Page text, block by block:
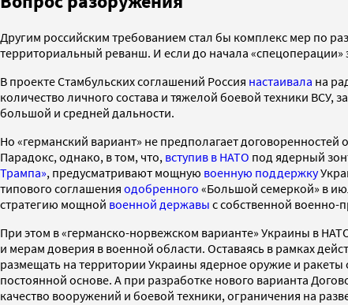
Другим российским требованием стал бы комплекс мер по
территориальный реванш. И если до начала «спецоперации»
В проекте Стамбульских соглашений Россия настаивала на
количество личного состава и тяжелой боевой техники
большой и средней дальности.
Но «германский вариант» не предполагает
Парадокс, однако, в том, что, вступив в НАТО под ядерный
Трампа», предусматривают мощную военную поддержку
типового соглашения одобренного «Большой семеркой» в
стратегию мощной военной державы с собственной
При этом в «германско-норвежском варианте» Украины в
и мерам доверия в военной области. Оставаясь в рамках
размещать на территории Украины ядерное оружие и
постоянной основе. А при разработке нового варианта
качество вооружений и боевой техники, ограничения на